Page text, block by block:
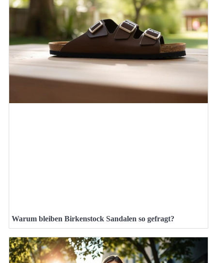
Warum bleiben Birkenstock Sandalen so gefragt?